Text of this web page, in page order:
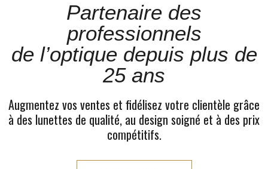
Partenaire des
professionnels
de l’optique depuis plus de
25 ans
Augmentez vos ventes et fidélisez votre clientèle grâce
à des lunettes de qualité, au design soigné et à des prix
compétitifs.